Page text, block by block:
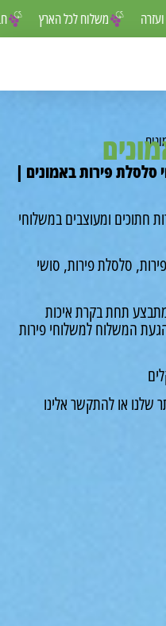
משלוח לכל הארץ ועזרה
פירות באמונים |
ומעוצבים במשלוחי
פירות, סושי
בקרת איכות
למשלוחי פירות
להתקשר אלינו